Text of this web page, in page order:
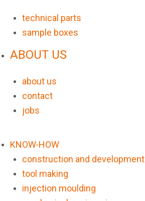
technical parts
sample boxes
ABOUT US
about us
contact
jobs
KNOW-HOW
construction and development
tool making
injection moulding